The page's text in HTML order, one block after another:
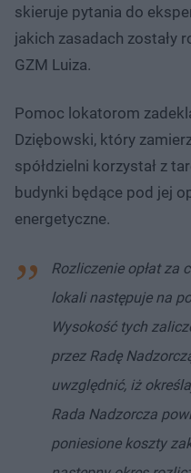
skieruje pytania do
jakich zasadach zostały
GZM Luiza.
Pomoc lokatorom
Dziębowski, który
spółdzielni korzystał z
budynki będące pod jej
energetyczne.
Rozliczenie opłat za
lokali następuje na
Wysokość tych
przez Radę
uwzględnić, iż
Rada Nadzorcza
poniesione koszty